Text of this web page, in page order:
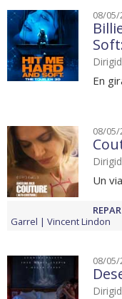
08/05/
En
08/05/
Un
Garrel
Vincent Lindon
08/05/